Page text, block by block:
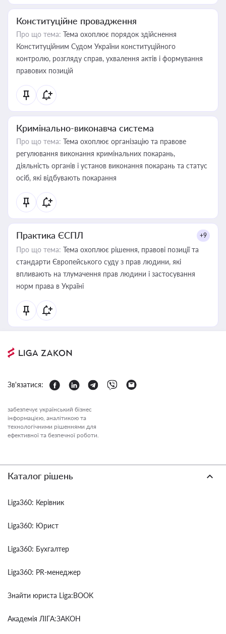
Конституційне провадження
Про що тема: Тема охоплює порядок здійснення
Конституційним Судом України конституційного
контролю, розгляду справ, ухвалення актів і формування
правових позицій
Кримінально-виконавча система
Про що тема: Тема охоплює організацію та правове
регулювання виконання кримінальних покарань,
діяльність органів і установ виконання покарань та статус
осіб, які відбувають покарання
Практика ЄСПЛ +9
Про що тема: Тема охоплює рішення, правові позиції та
стандарти Європейського суду з прав людини, які
впливають на тлумачення прав людини і застосування
норм права в Україні
Зв'язатися:
забезпечує український бізнес
інформацією, аналітикою та
технологічними рішеннями для
ефективної та безпечної роботи.
Каталог рішень
Liga360: Керівник
Liga360: Юрист
Liga360: Бухгалтер
Liga360: PR-менеджер
Знайти юриста Liga:BOOK
Академія ЛІГА:ЗАКОН